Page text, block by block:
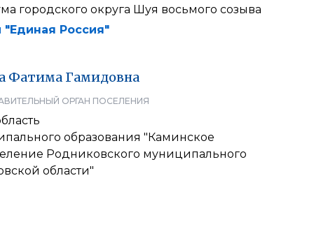
городского округа Шуя восьмого созыва
"Единая Россия"
Фатима Гамидовна
ОРГАН ПОСЕЛЕНИЯ
образования "Каминское
Родниковского муниципального
области"